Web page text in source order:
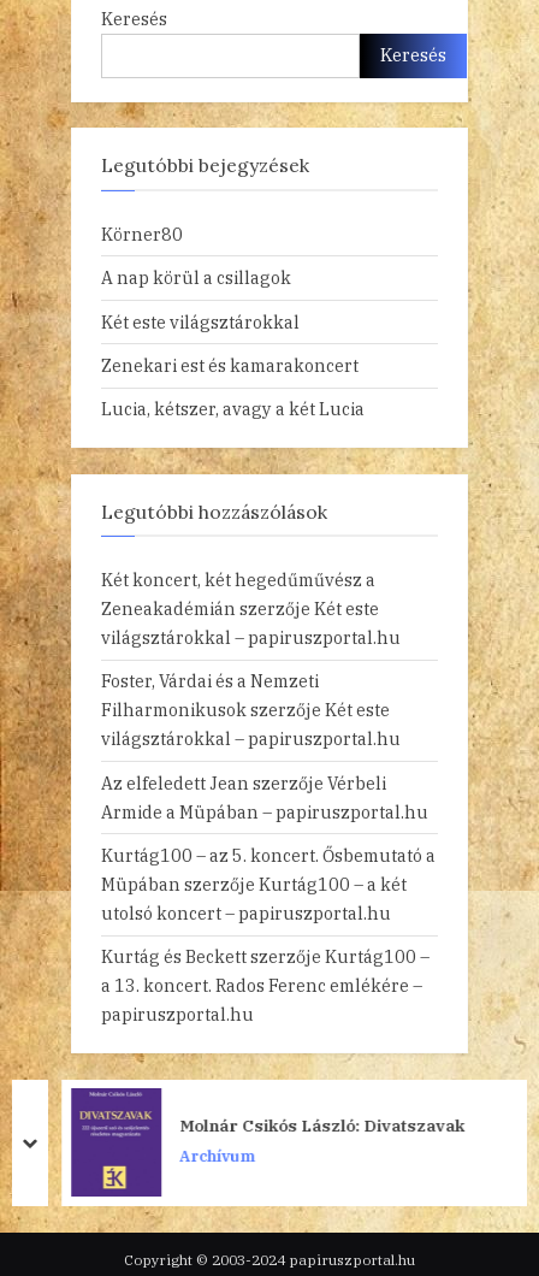
Keresés
Keresés
Legutóbbi bejegyzések
Körner80
A nap körül a csillagok
Két este világsztárokkal
Zenekari est és kamarakoncert
Lucia, kétszer, avagy a két Lucia
Legutóbbi hozzászólások
Két koncert, két hegedűművész a
Zeneakadémián szerzője Két este
világsztárokkal – papiruszportal.hu
Foster, Várdai és a Nemzeti
Filharmonikusokszerzője Két este
világsztárokkal – papiruszportal.hu
Az elfeledett Jean szerzője Vérbeli
Armide a Müpában – papiruszportal.hu
Kurtág100 – az 5. koncert. Ősbemutató a
Müpában szerzője Kurtág100 – a két
utolsó koncert – papiruszportal.hu
Kurtág és Beckettszerzője Kurtág100 –
a 13. koncert. Rados Ferenc emlékére –
papiruszportal.hu
Molnár Csikós László: Divatszavak
Archívum
prev
next
Copyright © 2003-2024 papiruszportal.hu